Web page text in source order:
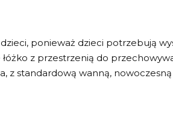
ponieważ dzieci potrzebują
z przestrzenią do
z standardową wanną,